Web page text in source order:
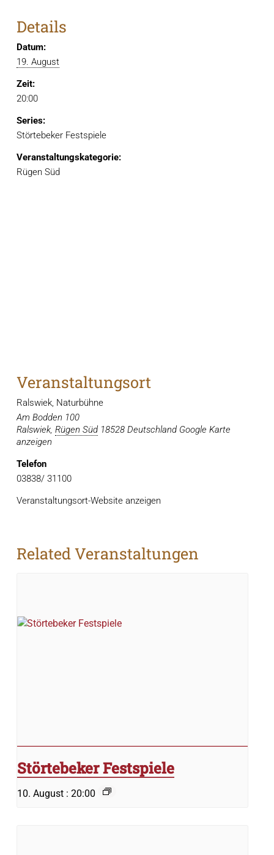
Details
Datum:
19. August
Zeit:
20:00
Series:
Störtebeker Festspiele
Veranstaltungskategorie:
Rügen Süd
Veranstaltungsort
Ralswiek, Naturbühne
Am Bodden 100
Ralswiek, Rügen Süd 18528 Deutschland Google Karte
anzeigen
Telefon
03838/ 31100
Veranstaltungsort-Website anzeigen
Related Veranstaltungen
Störtebeker Festspiele
10. August : 20:00